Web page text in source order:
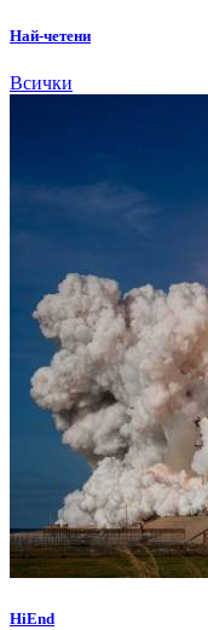
Най-четени
Всички
HiEnd